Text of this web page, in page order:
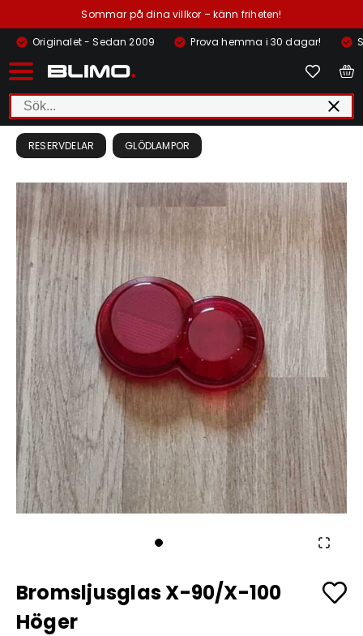
Sommar på dina villkor – känn friheten!
Originalet - Sedan 2009
Prova hemma i 30 dagar!
RESERVDELAR GLÖDLAMPOR
Bromsljusglas X-90/X-100
Höger